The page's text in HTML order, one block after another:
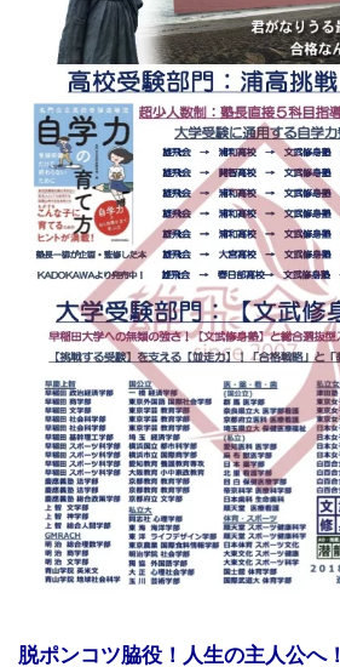
脱ポンコツ脇役！人生の主人公へ！